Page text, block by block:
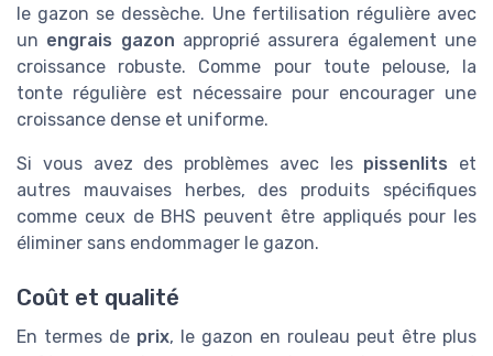
le gazon se dessèche. Une fertilisation régulière avec
un engrais gazon approprié assurera également une
croissance robuste. Comme pour toute pelouse, la
tonte régulière est nécessaire pour encourager une
croissance dense et uniforme.
Si vous avez des problèmes avec les pissenlits et
autres mauvaises herbes, des produits spécifiques
comme ceux de BHS peuvent être appliqués pour les
éliminer sans endommager le gazon.
Coût et qualité
En termes de prix, le gazon en rouleau peut être plus